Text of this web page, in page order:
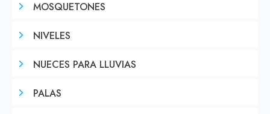
MOSQUETONES
NIVELES
NUECES PARA LLUVIAS
PALAS